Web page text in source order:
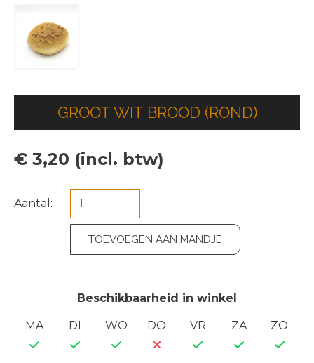
GROOT WIT BROOD (ROND)
€ 3,20 (incl. btw)
Aantal:
TOEVOEGEN AAN MANDJE
Beschikbaarheid in winkel
MA DI WO DO VR ZA ZO